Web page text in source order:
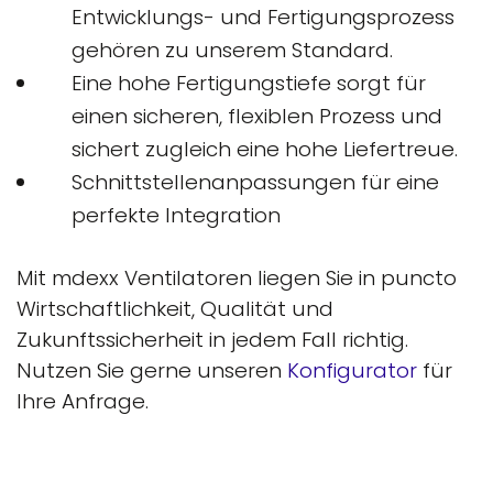
Entwicklungs- und Fertigungsprozess
gehören zu unserem Standard.
Eine hohe Fertigungstiefe sorgt für
einen sicheren, flexiblen Prozess und
sichert zugleich eine hohe Liefertreue.
Schnittstellenanpassungen für eine
perfekte Integration
Mit mdexx Ventilatoren liegen Sie in puncto
Wirtschaftlichkeit, Qualität und
Zukunftssicherheit in jedem Fall richtig.
Nutzen Sie gerne unseren Konfigurator für
Ihre Anfrage.